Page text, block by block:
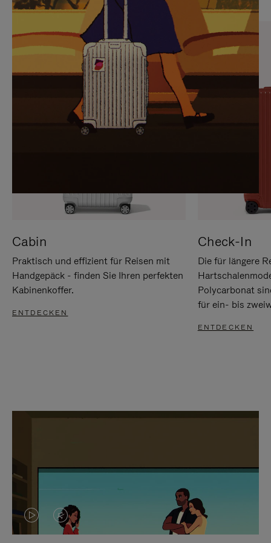
SIE,
UM
ANZUHALTEN
AUFHEBEN
DER
STUMMSCHALTUNG
Cabin
Praktisch und effizient für Reisen mit
Handgepäck - finden Sie Ihren perfekten
Kabinenkoffer.
ENTDECKEN
Check-In
Die für längere
Polycarbonat
für ein- bis
ENTDECKEN
DASVIDEO